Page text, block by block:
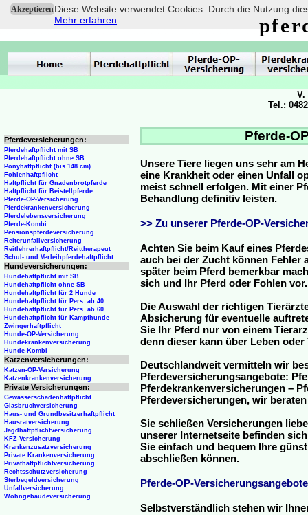
AkzeptierenDiese Website verwendet Cookies. Durch die Nutzung
Mehr erfahren
Pferde-
Unsere Tiere liegen uns sehr am
eine Krankheit oder einen Unfall
meist schnell erfolgen. Mit einer
Behandlung definitiv leisten.
>> Zu unserer Pferde-OP-
Achten Sie beim Kauf eines
auch bei der Zucht können Fehler
später beim Pferd bemerkbar
sich und Ihr Pferd oder Fohlen vor.
Die Auswahl der richtigen
Absicherung für eventuelle
Sie Ihr Pferd nur von einem
denn dieser kann über Leben
Deutschlandweit vermitteln wir
Pferdeversicherungsangebote:
Pferdekrankenversicherungen –
Pferdeversicherungen, wir
Sie schließen Versicherungen
unserer Internetseite befinden
Sie einfach und bequem Ihre
abschließen können.
Pferde-OP-Versicherungsangebote
Selbstverständlich stehen wir
Pferdeversicherungen:
Pferdehaftpflicht mit SB
Pferdehaftpflicht ohne SB
Ponyhaftpflicht (bis 148 cm)
Fohlenhaftpflicht
Haftpflicht für Gnadenbrotpferde
Haftpflicht für Beistellpferde
Pferde-OP-Versicherung
Pferdekrankenversicherung
Pferdelebensversicherung
Pferde-Kombi
Pensionspferdeversicherung
Reiterunfallversicherung
Reitlehrerhaftpflicht/Reittherapeut
Schul- und Verleihpferdehaftpflicht
Hundeversicherungen:
Hundehaftpflicht mit SB
Hundehaftpflicht ohne SB
Hundehaftpflicht für 2 Hunde
Hundehaftpflicht für Pers. ab 40
Hundehaftpflicht für Pers. ab 60
Hundehaftpflicht für Kampfhunde
Zwingerhaftpflicht
Hunde-OP-Versicherung
Hundekrankenversicherung
Hunde-Kombi
Katzenversicherungen:
Katzen-OP-Versicherung
Katzenkrankenversicherung
Private Versicherungen:
Gewässerschadenhaftpflicht
Glasbruchversicherung
Haus- und Grundbesitzerhaftpflicht
Hausratversicherung
Jagdhaftpflichtversicherung
KFZ-Versicherung
Krankenzusatzversicherung
Private Krankenversicherung
Privathaftpflichtversicherung
Rechtsschutzversicherung
Sterbegeldversicherung
Unfallversicherung
Wohngebäudeversicherung
V.
Tel.: